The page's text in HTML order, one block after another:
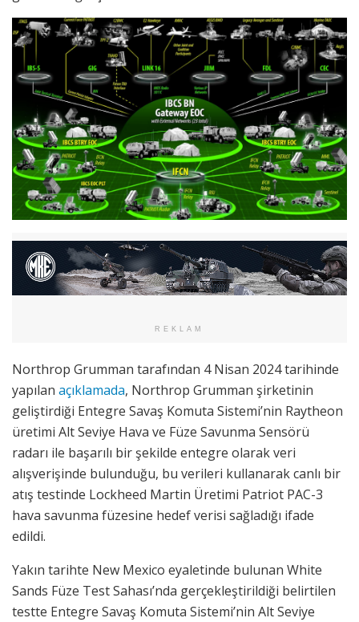
REKLAM
Northrop Grumman tarafından 4 Nisan 2024 tarihinde
yapılan açıklamada, Northrop Grumman şirketinin
geliştirdiği Entegre Savaş Komuta Sistemi’nin Raytheon
üretimi Alt Seviye Hava ve Füze Savunma Sensörü
radarı ile başarılı bir şekilde entegre olarak veri
alışverişinde bulunduğu, bu verileri kullanarak canlı bir
atış testinde Lockheed Martin Üretimi Patriot PAC-3
hava savunma füzesine hedef verisi sağladığı ifade
edildi.
Yakın tarihte New Mexico eyaletinde bulunan White
Sands Füze Test Sahası’nda gerçekleştirildiği belirtilen
testte Entegre Savaş Komuta Sistemi’nin Alt Seviye